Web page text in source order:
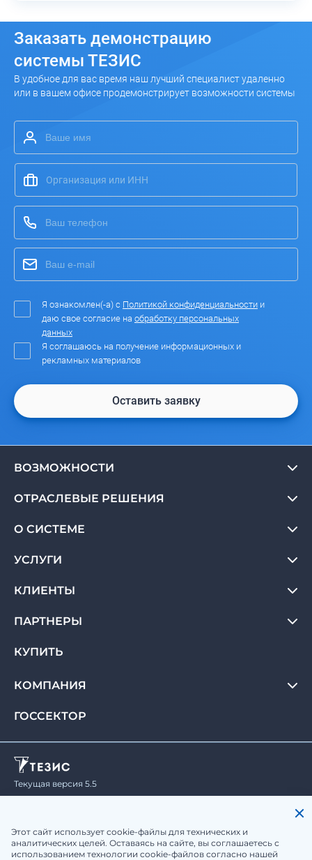
Заказать демонстрацию
системы ТЕЗИС
В удобное для вас время наш лучший специалист удаленно
или в вашем офисе продемонстрирует возможности системы
Я ознакомлен(-а) с Политикой конфиденциальности и
даю свое согласие на обработку персональных
данных
Я соглашаюсь на получение информационных и
рекламных материалов
Оставить заявку
ВОЗМОЖНОСТИ
ОТРАСЛЕВЫЕ РЕШЕНИЯ
О СИСТЕМЕ
УСЛУГИ
КЛИЕНТЫ
ПАРТНЕРЫ
КУПИТЬ
КОМПАНИЯ
ГОССЕКТОР
Текущая версия 5.5
Юридическая информация
Этот сайт использует cookie-файлы для технических и
аналитических целей. Оставаясь на сайте, вы соглашаетесь с
использованием технологии cookie-файлов согласно нашей